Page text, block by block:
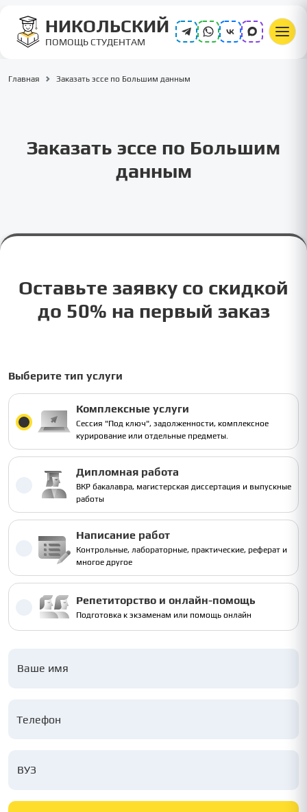
НИКОЛЬСКИЙ
ПОМОЩЬ СТУДЕНТАМ
Главная Заказать эссе по Большим данным
Заказать эссе по Большим
данным
Оставьте заявку со скидкой
до 50% на первый заказ
Выберите тип услуги
Комплексные услуги
Сессия "Под ключ", задолженности, комплексное
курирование или отдельные предметы.
Дипломная работа
ВКР бакалавра, магистерская диссертация и выпускные
работы
Написание работ
Контрольные, лабораторные, практические, реферат и
многое другое
Репетиторство и онлайн-помощь
Подготовка к экзаменам или помощь онлайн
Ваше имя
ВУЗ